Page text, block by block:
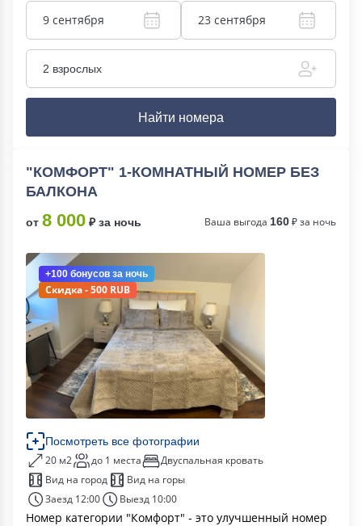
9 сентября 23 сентября
2 взрослых
Найти номера
"КОМФОРТ" 1-КОМНАТНЫЙ НОМЕР БЕЗ
БАЛКОНА
от 8 000 ₽ за ночь Ваша выгода 160₽ за ночь
+100 бонусов за ночь
Скидка - 500 RUB
Посмотреть все фотографии
20 м2 до 1 места
Двуспальная кровать
Вид на город
Вид на горы
Заезд 12:00
Выезд 10:00
Номер категории "Комфорт" - это улучшенный номер